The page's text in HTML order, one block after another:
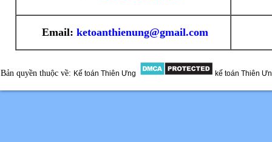
Email: ketoanthienung@gmail.com
Bản quyền thuộc về: Kế toán Thiên Ưng kế toán Thiên